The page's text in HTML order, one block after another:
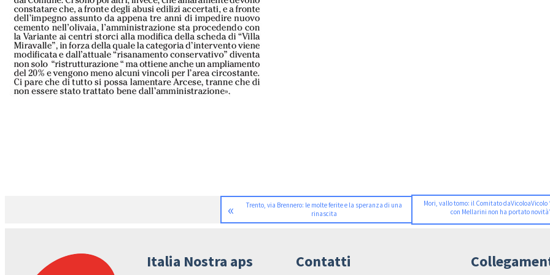
«
Trento, via Brennero: le molte ferite e la speranza di una
rinascita
Mori, vallo tomo: il Comitato daVicoloaVicolo
con Mellarini non ha portato
Italia Nostra aps Contatti